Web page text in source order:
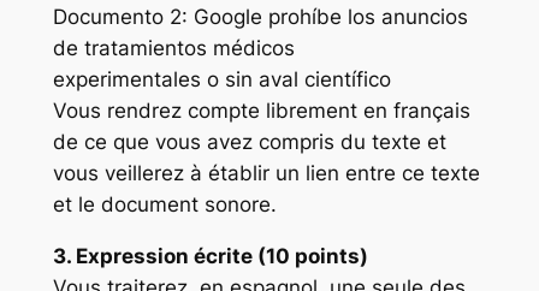
Documento 2: Google prohíbe los anuncios
de tratamientos médicos
experimentales o sin aval científico
Vous rendrez compte librement en français
de ce que vous avez compris du texte et
vous veillerez à établir un lien entre ce texte
et le document sonore.
3. Expression écrite (10 points)